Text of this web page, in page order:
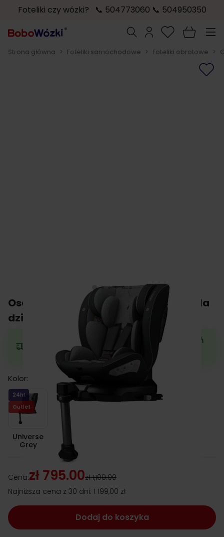
Foteliki czy wózki? 📞 504773060 📞 504950350
Szukaj
Strona główna > Foteliki samochodowe > Foteliki obrotowe >
Osann OREO i-Size fotelik obrotowy dla
dzieci 0-18 kg
Zamów teraz, a wyślemy w najbliższy dzień
roboczy.
Kolor:
24h!
Outlet
Universe Grey
Universe
Grey
Cena:zł 795.00zł 1,199.00
Najniższa cena z 30 dni: 1 199,00 zł
Dodaj do koszyka